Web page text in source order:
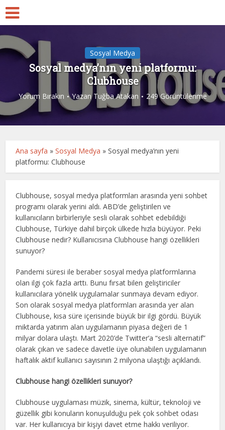
Sosyal Medya
Sosyal medya’nın yeni platformu:
Clubhouse
Yorum Bırakın YazanTuğba Atakan 249 Görüntülenme
Ana sayfa »Sosyal Medya »Sosyal medya’nın yeni
platformu: Clubhouse
Clubhouse, sosyal medya platformları arasında yeni sohbet
programı olarak yerini aldı. ABD’de geliştirilen ve
kullanıcıların birbirleriyle sesli olarak sohbet edebildiği
Clubhouse, Türkiye dahil birçok ülkede hızla büyüyor. Peki
Clubhouse nedir? Kullanıcısına Clubhouse hangi özellikleri
sunuyor?
Pandemi süresi ile beraber sosyal medya platformlarına
olan ilgi çok fazla arttı. Bunu fırsat bilen geliştiriciler
kullanıcılara yönelik uygulamalar sunmaya devam ediyor.
Son olarak sosyal medya platformları arasında yer alan
Clubhouse, kısa süre içerisinde büyük bir ilgi gördü. Büyük
miktarda yatırım alan uygulamanın piyasa değeri de 1
milyar dolara ulaştı. Mart 2020’de Twitter’a “sesli alternatif”
olarak çıkan ve sadece davetle üye olunabilen uygulamanın
haftalık aktif kullanıcı sayısının 2 milyona ulaştığı açıklandı.
Clubhouse hangi özellikleri sunuyor?
Clubhouse uygulaması müzik, sinema, kültür, teknoloji ve
güzellik gibi konuların konuşulduğu pek çok sohbet odası
var. Her kullanıcıya bir kişiyi davet etme hakkı veriliyor.